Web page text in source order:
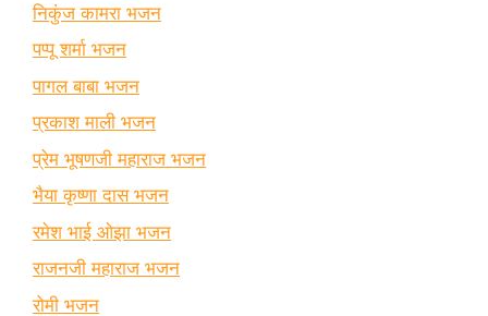
निकुंज कामरा भजन
पप्पू शर्मा भजन
पागल बाबा भजन
प्रकाश माली भजन
प्रेम भूषणजी महाराज भजन
भैया कृष्णा दास भजन
रमेश भाई ओझा भजन
राजनजी महाराज भजन
रोमी भजन